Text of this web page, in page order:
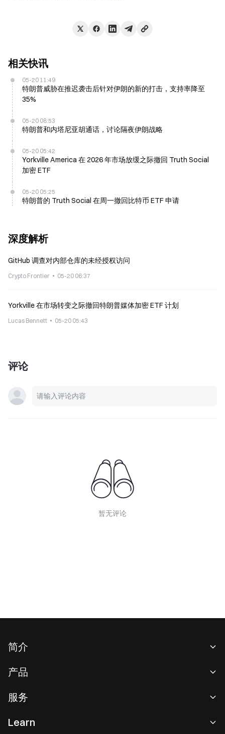
相关快讯
05-20 11:49
特朗普威胁在推迟袭击后针对伊朗的新的打击，支持率降至
35%
05-20 08:53
特朗普和内塔尼亚胡通话，讨论隔夜伊朗战略
05-20 05:42
Yorkville America 在 2026 年市场放缓之际撤回 Truth Social
加密 ETF
05-20 05:25
特朗普的 Truth Social 在周一撤回比特币 ETF 申请
深度解析
GitHub 调查对内部仓库的未经授权访问
Crypto Frontier 05-20 06:37
Yorkville 在市场转变之际撤回特朗普媒体加密 ETF 计划
Lucas Bennett 05-20 05:43
评论
暂无评论
简介
新闻中心
产品
现货交易
服务
Learn